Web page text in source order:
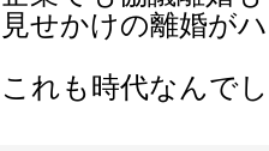
見せかけの離婚が
これも時代なんで